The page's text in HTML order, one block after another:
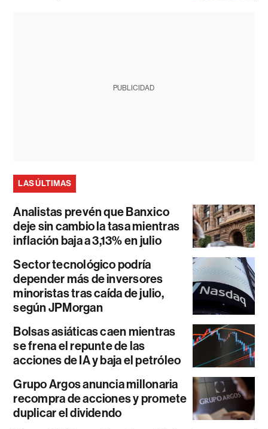
PUBLICIDAD
LAS ÚLTIMAS
Analistas prevén que Banxico
deje sin cambio la tasa mientras
inflación baja a 3,13% en julio
Sector tecnológico podría
depender más de inversores
minoristas tras caída de julio,
según JPMorgan
Bolsas asiáticas caen mientras
se frena el repunte de las
acciones de IA y baja el petróleo
Grupo Argos anuncia millonaria
recompra de acciones y promete
duplicar el dividendo